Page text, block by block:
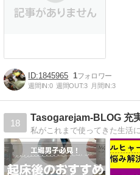
1845965 1
週間IN:0 週間OUT:3 月間IN:3
18
Tasogarejam-BLOG 充